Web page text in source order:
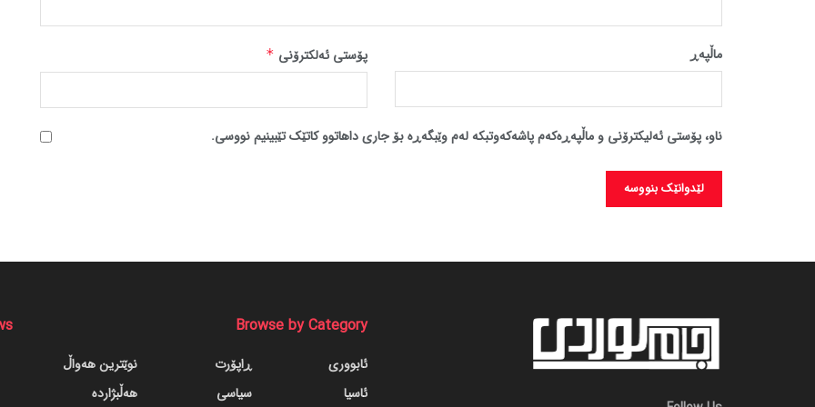
پۆستی ئەلکترۆنی * ماڵپه‌ڕ
ناو، پۆستی ئەلیکترۆنی و ماڵپەڕەکەم پاشەکەوتبکە لەم وێبگەڕە بۆ جاری داهاتوو کاتێک تێبینیم نووسی.
Browse by Category
ئابووری
ئاسیا
ڕاپۆرت
سیاسی
نوێترین هەواڵ
هەڵبژاردە